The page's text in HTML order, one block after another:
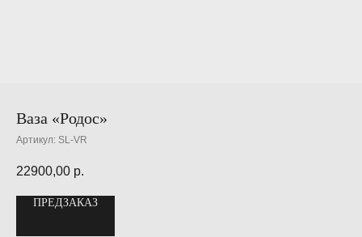
Ваза «Родос»
Артикул: SL-VR
22900,00 р.
ПРЕДЗАКАЗ